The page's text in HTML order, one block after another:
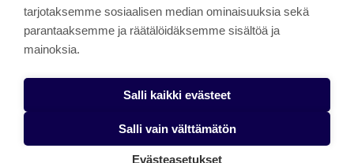
About the site
Käyttöehdot
Saavutettavuusseloste
Alasottoilmoitus
tarjotaksemme sosiaalisen median ominaisuuksia sekä
parantaaksemme ja räätälöidäksemme sisältöä ja
mainoksia.
Salli kaikki evästeet
Salli vain välttämätön
Evästeasetukset